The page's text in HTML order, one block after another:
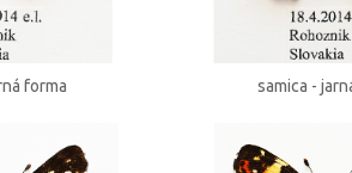
forma samica -